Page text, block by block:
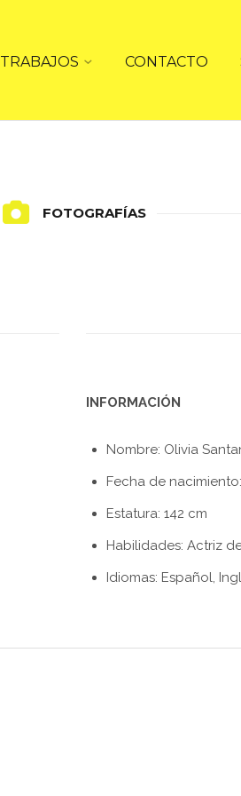
TRABAJOS CONTACTO
FOTOGRAFÍAS
INFORMACIÓN
Nombre: Olivia
Fecha de
Estatura: 142 cm
Habilidades: Actriz
Idiomas: Español,